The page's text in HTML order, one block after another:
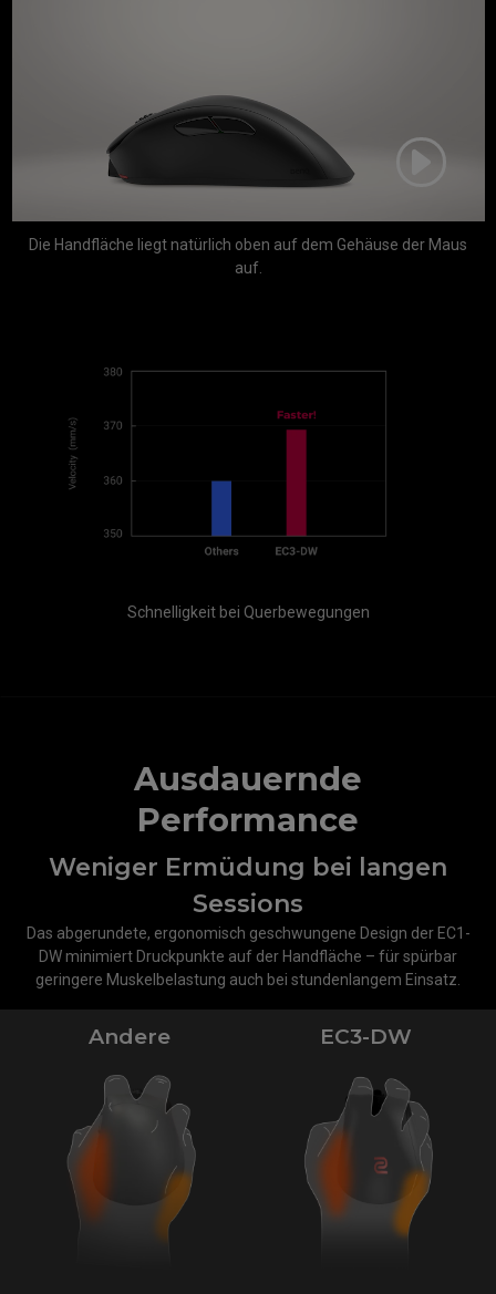
Die Handfläche liegt natürlich oben auf dem Gehäuse der Maus
auf.
Schnelligkeit bei Querbewegungen
Ausdauernde
Performance
Weniger Ermüdung bei langen
Sessions
Das abgerundete, ergonomisch geschwungene Design der EC1-
DW minimiert Druckpunkte auf der Handfläche – für spürbar
geringere Muskelbelastung auch bei stundenlangem Einsatz.
Andere EC3-DW